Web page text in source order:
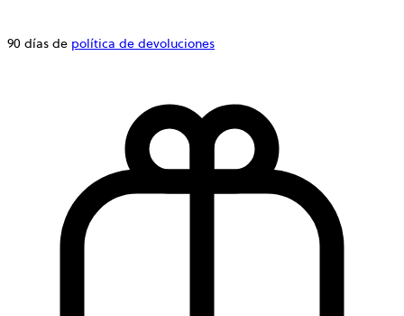
90 días de política de devoluciones